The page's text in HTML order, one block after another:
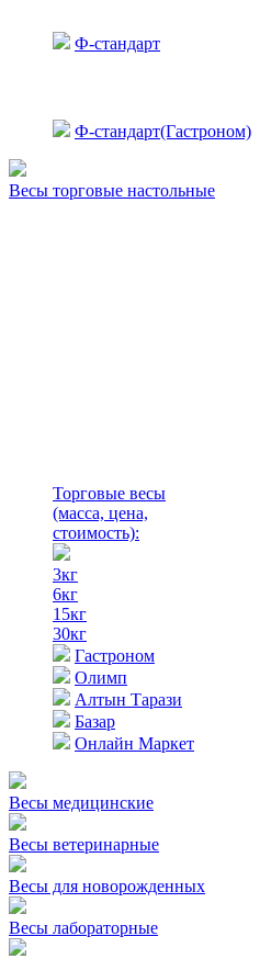
Ф-стандарт
Ф-стандарт(Гастроном)
Весы торговые настольные
Торговые весы
(масса, цена,
стоимость):
3кг
6кг
15кг
30кг
Гастроном
Олимп
Алтын Тарази
Базар
Онлайн Маркет
Весы медицинские
Весы ветеринарные
Весы для новорожденных
Весы лабораторные